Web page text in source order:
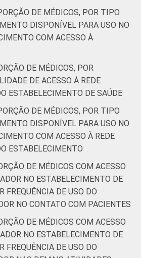
eletrônica do dado, que
saber se o dado está
que não responderam à
a disponibilidade.
- set 2014 / mar 2015
DE MÉDICOS, POR TIPO
DISPONÍVEL PARA USO NO
COM ACESSO À
DE MÉDICOS, POR
DE ACESSO À REDE
ESTABELECIMENTO DE SAÚDE
DE MÉDICOS, POR TIPO
DISPONÍVEL PARA USO NO
COM ACESSO À REDE
ESTABELECIMENTO
DE MÉDICOS COM ACESSO
NO ESTABELECIMENTO DE
FREQUÊNCIA DE USO DO
NO CONTATO COM PACIENTES
DE MÉDICOS COM ACESSO
NO ESTABELECIMENTO DE
FREQUÊNCIA DE USO DO